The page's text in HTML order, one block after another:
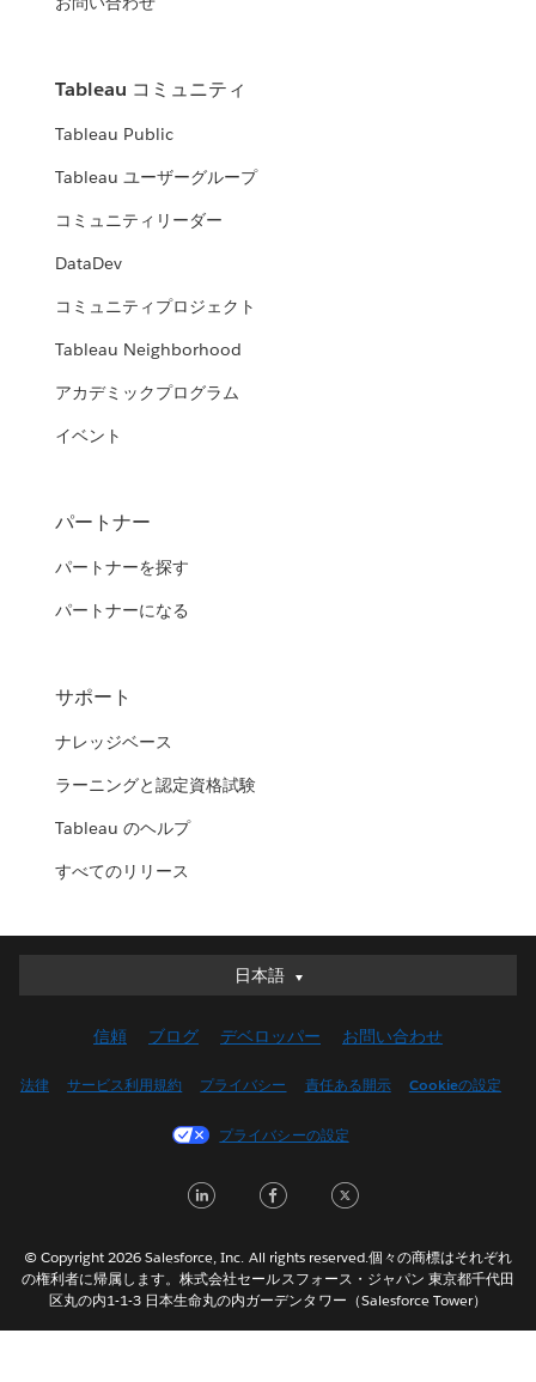
Tableau コミュニティ
Tableau Public
Tableau ユーザーグループ
コミュニティリーダー
DataDev
コミュニティプロジェクト
Tableau Neighborhood
アカデミックプログラム
イベント
パートナー
パートナーを探す
パートナーになる
サポート
ナレッジベース
ラーニングと認定資格試験
Tableau のヘルプ
すべてのリリース
日本語
日本語
English (UK)
Français (Canada)
Italiano
Nederlands
Português
信頼 ブログ デベロッパー お問い合わせ
法律 サービス利用規約 プライバシー 責任ある開示 Cookieの設定
プライバシーの設定
n
k
e
c
e
b
i
t
t
© Copyright 2026 Salesforce, Inc. All rights reserved.個々の商標はそれぞれ
の権利者に帰属します。株式会社セールスフォース・ジャパン 東京都千代田
区丸の内1-1-3 日本生命丸の内ガーデンタワー（Salesforce Tower）